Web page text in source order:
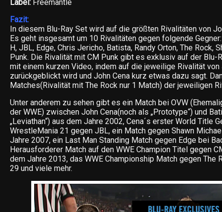
Label: Freemantle
Fazit:
In diesem Blu-Ray Set wird auf die größten Rivalitäten von
Es geht insgesamt um 10 Rivalitäten gegen folgende
H, JBL, Edge, Chris Jericho, Batista, Randy Orton, The Rock,
Punk. Die Rivalität mit CM Punk gibt es exklusiv auf der Blu-
mit einem kurzen Video, indem auf die jeweilige Rivalität von
zurückgeblickt wird und John Cena kurz etwas dazu sagt.
Matches(Rivalität mit The Rock nur 1 Match) der jeweiligen
Unter anderem zu sehen gibt es ein Match bei OVW
der WWE) zwischen John Cena(noch als „Prototype“) und
„Leviathan“) aus dem Jahre 2002, Cena´s erster World Title
WrestleMania 21 gegen JBL, ein Match gegen Shawn
Jahre 2007, ein Last Man Standing Match gegen Edge bei
Herausforderer Match auf den WWE Champion Titel gegen
dem Jahre 2013, das WWE Championship Match gegen The
29 und viele mehr.